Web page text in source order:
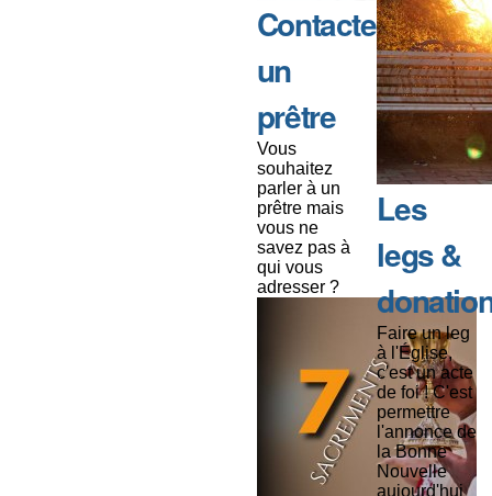
Contacter
un
prêtre
Vous
souhaitez
parler à un
prêtre mais
vous ne
savez pas à
qui vous
adresser ?
Les
legs &
Faire un leg
à l'Église,
c'est un acte
de foi ! C'est
permettre
l'annonce de
la Bonne
Nouvelle
aujourd'hui